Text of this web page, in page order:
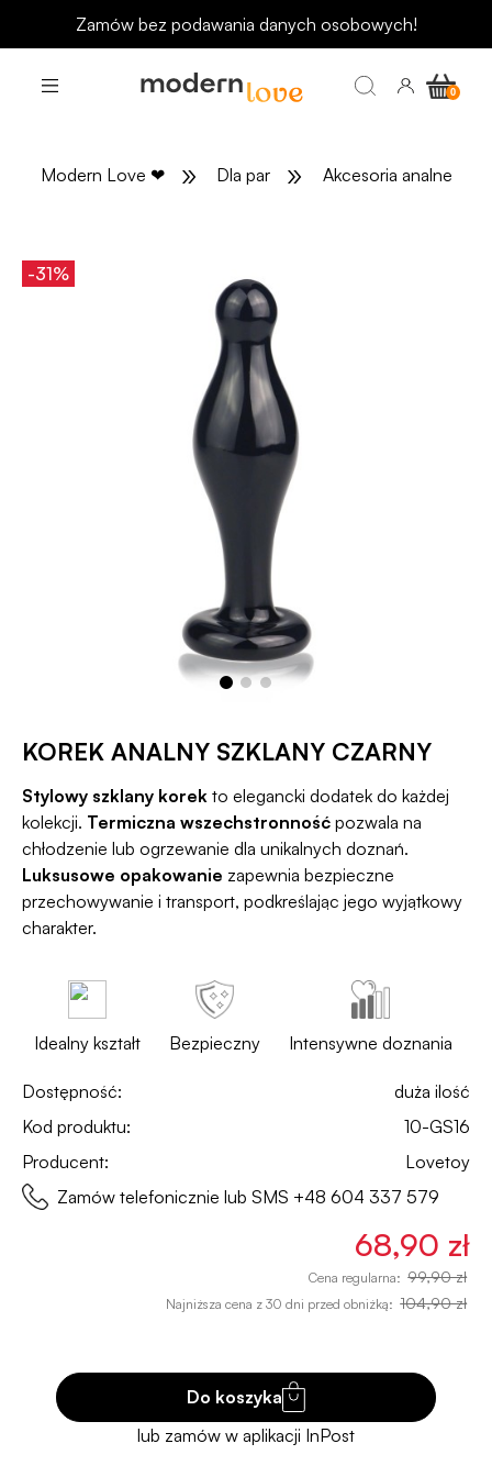
Zamów bez podawania danych osobowych!
Modern Love ❤ » Dla par » Akcesoria analne
-31%
KOREK ANALNY SZKLANY CZARNY
Stylowy szklany korek to elegancki dodatek do każdej
kolekcji. Termiczna wszechstronność pozwala na
chłodzenie lub ogrzewanie dla unikalnych doznań.
Luksusowe opakowanie zapewnia bezpieczne
przechowywanie i transport, podkreślając jego wyjątkowy
charakter.
Idealny kształt Bezpieczny Intensywne doznania
Dostępność:
duża ilość
Kod produktu:
10-GS16
Producent:
Lovetoy
Zamów telefonicznie lub SMS +48 604 337 579
68,90 zł
Cena regularna: 99,90 zł
Najniższa cena z 30 dni przed obniżką: 104,90 zł
Do koszyka